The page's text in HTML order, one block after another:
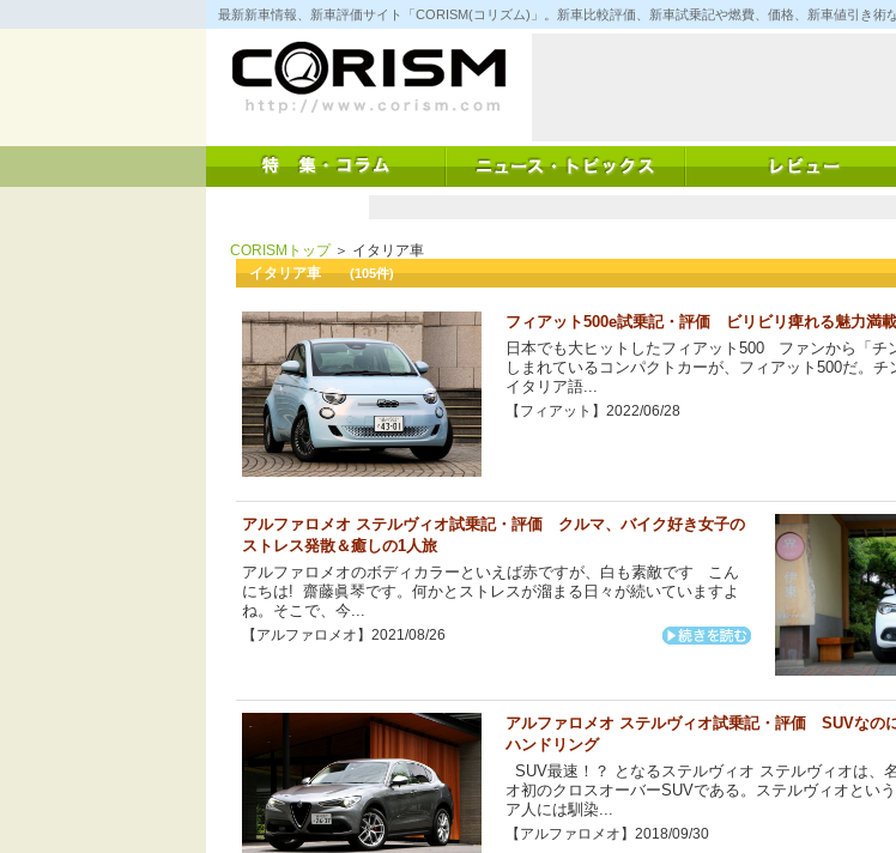
コ
ン
キ
ッ
最新新車情報、新車評価サイト「CORISM(コリズム)」。新車比較評価、新車試乗記や燃費、価格、新車値引き
CORISMトップ＞ イタリア車
イタリア車(105件)
フィアット500e試乗記・評価 ビリビリ痺れる魅力満載
日本でも大ヒットしたフィアット500 ファンから「チ
しまれているコンパクトカーが、フィアット500だ。チ
イタリア語...
【フィアット】2022/06/28
アルファロメオ ステルヴィオ試乗記・評価 クルマ、バイク好き女子の
ストレス発散＆癒しの1人旅
アルファロメオのボディカラーといえば赤ですが、白も素敵です こん
にちは! 齋藤眞琴です。何かとストレスが溜まる日々が続いていますよ
ね。そこで、今...
【アルファロメオ】2021/08/26
アルファロメオ ステルヴィオ試乗記・評価 SUVなの
ハンドリング
SUV最速！？ となるステルヴィオ ステルヴィオは、
オ初のクロスオーバーSUVである。ステルヴィオとい
ア人には馴染...
【アルファロメオ】2018/09/30